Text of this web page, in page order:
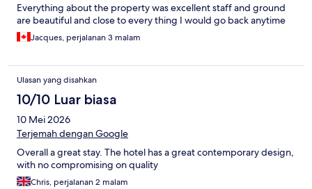
Everything about the property was excellent staff and ground
are beautiful and close to every thing I would go back anytime
Jacques, perjalanan 3 malam
Ulasan yang disahkan
10/10 Luar biasa
10 Mei 2026
Terjemah dengan Google
Overall a great stay. The hotel has a great contemporary design,
with no compromising on quality
Chris, perjalanan 2 malam